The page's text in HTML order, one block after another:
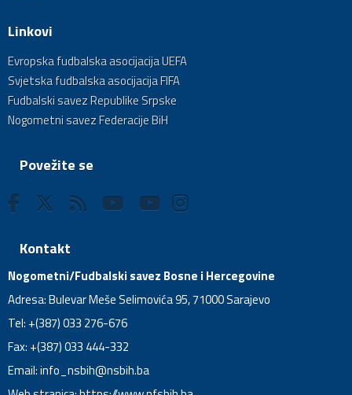
Linkovi
Evropska fudbalska asocijacija UEFA
Svjetska fudbalska asocijacija FIFA
Fudbalski savez Republike Srpske
Nogometni savez Federacije BiH
Povežite se
Kontakt
Nogometni/Fudbalski savez Bosne i Hercegovine
Adresa: Bulevar Meše Selimovića 95, 71000 Sarajevo
Tel: +(387) 033 276-676
Fax: +(387) 033 444-332
Email:info_nsbih@nsbih.ba